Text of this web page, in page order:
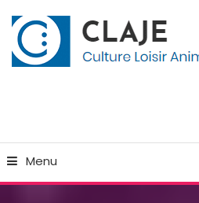
To
Content
Menu